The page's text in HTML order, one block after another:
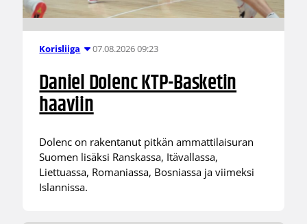
Korisliiga 07.08.2026 09:23
Daniel Dolenc KTP-Basketin
haaviin
Dolenc on rakentanut pitkän ammattilaisuran
Suomen lisäksi Ranskassa, Itävallassa,
Liettuassa, Romaniassa, Bosniassa ja viimeksi
Islannissa.